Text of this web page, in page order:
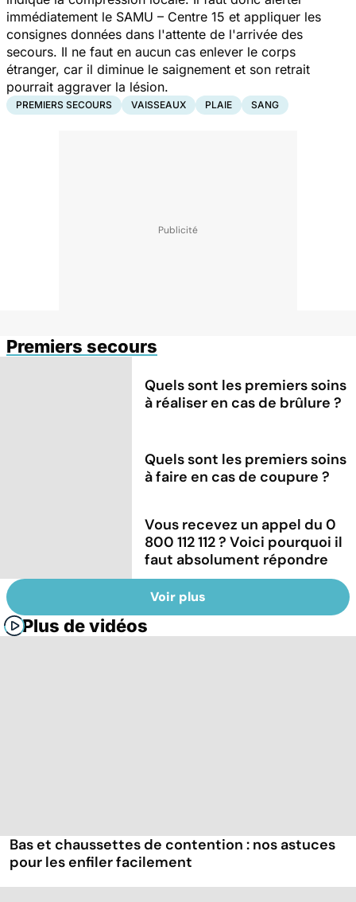
immédiatement le SAMU – Centre 15 et appliquer les
consignes données dans l'attente de l'arrivée des
secours. Il ne faut en aucun cas enlever le corps
étranger, car il diminue le saignement et son retrait
pourrait aggraver la lésion.
PREMIERS SECOURS VAISSEAUX PLAIE SANG
Premiers secours
Quels sont les premiers soins
à réaliser en cas de brûlure ?
Quels sont les premiers soins
à faire en cas de coupure ?
Vous recevez un appel du 0
800 112 112 ? Voici pourquoi il
faut absolument répondre
Voir plus
Plus de vidéos
Bas et chaussettes de contention : nos astuces
pour les enfiler facilement